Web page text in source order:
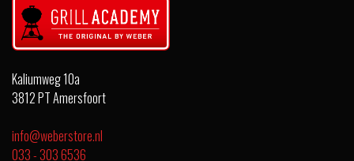
Kaliumweg 10a
3812 PT Amersfoort
info@weberstore.nl
033 - 303 6536